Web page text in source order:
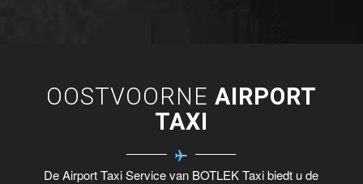
OOSTVOORNE AIRPORT
TAXI
De Airport Taxi Service van BOTLEK Taxi biedt u de